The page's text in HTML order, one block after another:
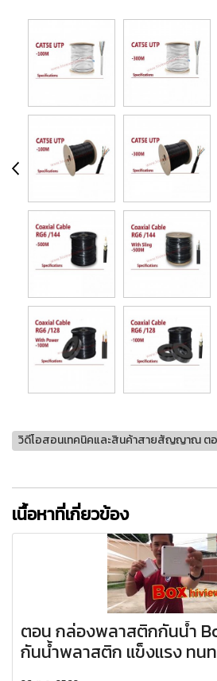
วิดีโอสอนเทคนิคและสินค้าสายสัญญาณ
เนื้อหาที่เกี่ยวข้อง
ตอน กล่องพลาสติกกันน้ำ
กันน้ำพลาสติก แข็งแรง ทน